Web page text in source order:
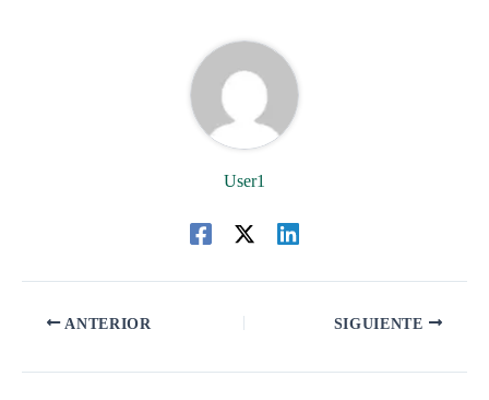
User1
ANTERIOR SIGUIENTE